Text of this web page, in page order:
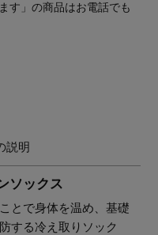
す」の商品はお電話でも
説明
ソックス
とで身体を温め、基礎
する冷え取りソック